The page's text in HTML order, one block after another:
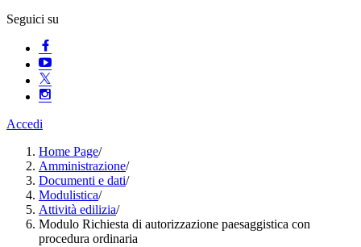
Seguici su
Accedi
Home Page/
Amministrazione/
Documenti e dati/
Modulistica/
Attività edilizia/
Modulo Richiesta di autorizzazione paesaggistica con
procedura ordinaria